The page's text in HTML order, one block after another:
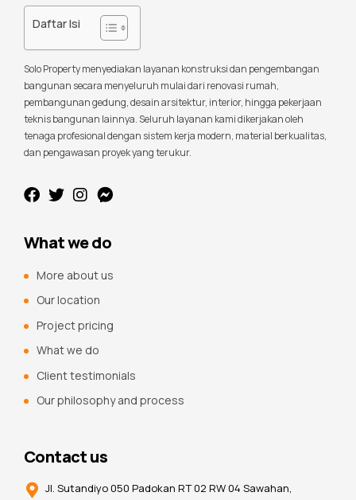
Daftar Isi
Solo Property menyediakan layanan konstruksi dan pengembangan
bangunan secara menyeluruh mulai dari renovasi rumah,
pembangunan gedung, desain arsitektur, interior, hingga pekerjaan
teknis bangunan lainnya. Seluruh layanan kami dikerjakan oleh
tenaga profesional dengan sistem kerja modern, material berkualitas,
dan pengawasan proyek yang terukur.
What we do
More about us
Our location
Project pricing
What we do
Client testimonials
Our philosophy and process
Contact us
Jl. Sutandiyo 050 Padokan RT 02 RW 04 Sawahan,